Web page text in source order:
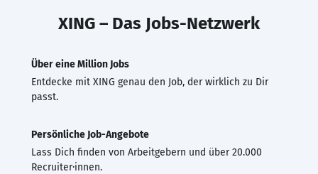
XING – Das Jobs-Netzwerk
Über eine Million Jobs
Entdecke mit XING genau den Job, der wirklich zu Dir
passt.
Persönliche Job-Angebote
Lass Dich finden von Arbeitgebern und über 20.000
Recruiter·innen.